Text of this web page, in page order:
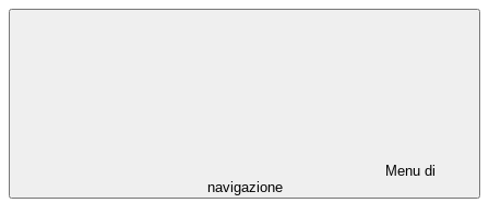
Menu di
navigazione